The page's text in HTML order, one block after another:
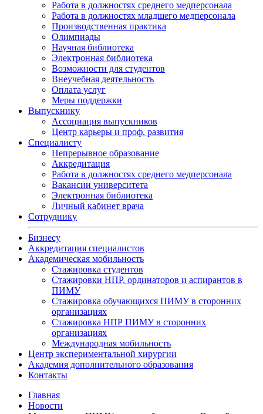
Работа в должностях среднего медперсонала
Работа в должностях младшего медперсонала
Производственная практика
Олимпиады
Научная библиотека
Электронная библиотека
Возможности для студентов
Внеучебная деятельность
Оплата услуг
Меры поддержки
Выпускнику
Ассоциация выпускников
Центр карьеры и проф. развития
Специалисту
Непрерывное образование
Аккредитация
Работа в должностях среднего медперсонала
Вакансии университета
Электронная библиотека
Личный кабинет врача
Сотруднику
Бизнесу
Аккредитация специалистов
Академическая мобильность
Стажировка студентов
Стажировки НПР, ординаторов и аспирантов в
ПИМУ
Стажировка обучающихся ПИМУ в сторонних
организациях
Стажировка НПР ПИМУ в сторонних
организациях
Международная мобильность
Центр экспериментальной хирургии
Академия дополнительного образования
Контакты
Главная
Новости